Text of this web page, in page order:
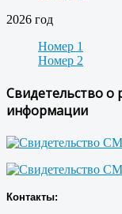
2026 год
Номер 1
Номер 2
Свидетельство о
информации
Контакты: